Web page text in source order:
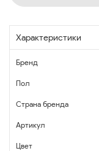
Характеристики
Бренд
Пол
Страна бренда
Артикул
Цвет